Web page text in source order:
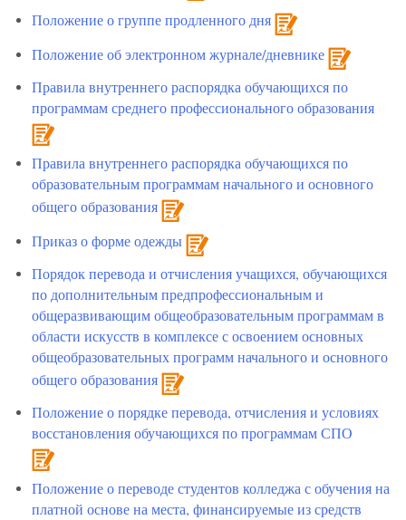
Положение о группе продленного дня
Положение об электронном журнале/дневнике
Правила внутреннего распорядка обучающихся по
программам среднего профессионального образования
Правила внутреннего распорядка обучающихся по
образовательным программам начального и основного
общего образования
Приказ о форме одежды
Порядок перевода и отчисления учащихся, обучающихся
по дополнительным предпрофессиональным и
общеразвивающим общеобразовательным программам в
области искусств в комплексе с освоением основных
общеобразовательных программ начального и основного
общего образования
Положение о порядке перевода, отчисления и условиях
восстановления обучающихся по программам СПО
Положение о переводе студентов колледжа с обучения на
платной основе на места, финансируемые из средств